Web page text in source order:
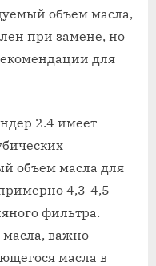
объем масла,
при замене, но
для
2.4 имеет
объем масла для
примерно 4,3-4,5
фильтра.
важно
масла в